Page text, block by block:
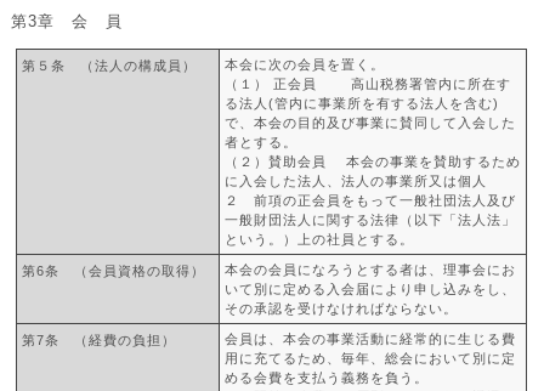
第3章 会 員
第５条 （法人の構成員）
本会に次の会員を置く。
（１） 正会員 高山税務署管内に所在す
る法人(管内に事業所を有する法人を含む)
で、本会の目的及び事業に賛同して入会した
者とする。
（２）賛助会員 本会の事業を賛助するため
に入会した法人、法人の事業所又は個人
２ 前項の正会員をもって一般社団法人及び
一般財団法人に関する法律（以下「法人法」
という。）上の社員とする。
第6条 （会員資格の取得）
本会の会員になろうとする者は、理事会にお
いて別に定める入会届により申し込みをし、
その承認を受けなければならない。
第7条 （経費の負担）
会員は、本会の事業活動に経常的に生じる費
用に充てるため、毎年、総会において別に定
める会費を支払う義務を負う。